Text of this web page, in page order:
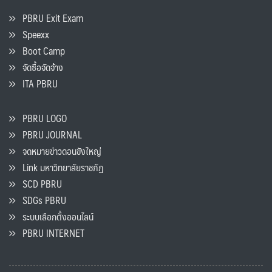
PBRU Exit Exam
Speexx
Boot Camp
จัดซื้อจัดจ้าง
ITA PBRU
PBRU LOGO
PBRU JOURNAL
จดหมายข่าวดอนขังใหญ่
Link มหาวิทยาลัยราชภัฏ
SCD PBRU
SDGs PBRU
ระบบเลือกตั้งออนไลน์
PBRU INTERNET